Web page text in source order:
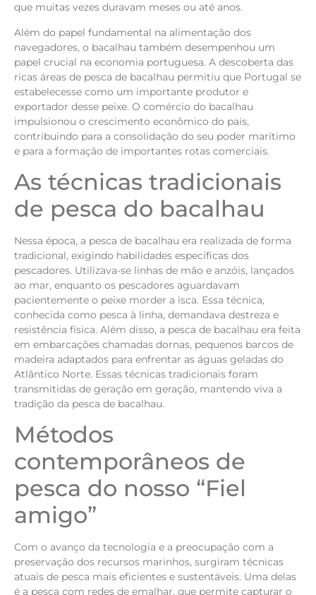
que muitas vezes duravam meses ou até anos.
Além do papel fundamental na alimentação dos
navegadores, o bacalhau também desempenhou um
papel crucial na economia portuguesa. A descoberta das
ricas áreas de pesca de bacalhau permitiu que Portugal se
estabelecesse como um importante produtor e
exportador desse peixe. O comércio do bacalhau
impulsionou o crescimento econômico do país,
contribuindo para a consolidação do seu poder marítimo
e para a formação de importantes rotas comerciais.
As técnicas tradicionais
de pesca do bacalhau
Nessa época, a pesca de bacalhau era realizada de forma
tradicional, exigindo habilidades específicas dos
pescadores. Utilizava-se linhas de mão e anzóis, lançados
ao mar, enquanto os pescadores aguardavam
pacientemente o peixe morder a isca. Essa técnica,
conhecida como pesca à linha, demandava destreza e
resistência física. Além disso, a pesca de bacalhau era feita
em embarcações chamadas dornas, pequenos barcos de
madeira adaptados para enfrentar as águas geladas do
Atlântico Norte. Essas técnicas tradicionais foram
transmitidas de geração em geração, mantendo viva a
tradição da pesca de bacalhau.
Métodos
contemporâneos de
pesca do nosso “Fiel
amigo”
Com o avanço da tecnologia e a preocupação com a
preservação dos recursos marinhos, surgiram técnicas
atuais de pesca mais eficientes e sustentáveis. Uma delas
é a pesca com redes de emalhar, que permite capturar o